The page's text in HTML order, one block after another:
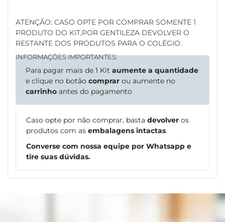
ATENÇÃO: CASO OPTE POR COMPRAR SOMENTE 1
PRODUTO DO KIT,POR GENTILEZA DEVOLVER O
RESTANTE DOS PRODUTOS PARA O COLÉGIO.
INFORMAÇÕES IMPORTANTES:
Para pagar mais de 1 Kit aumente a quantidade
e clique no botão comprar ou aumente no
carrinho antes do pagamento
Caso opte por não comprar, basta devolver os
produtos com as embalagens intactas.
Converse com nossa equipe por Whatsapp e
tire suas dúvidas.